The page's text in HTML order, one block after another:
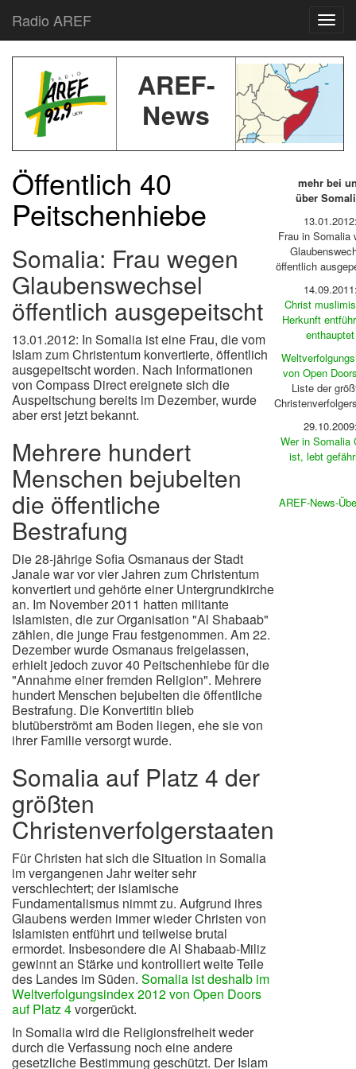
Radio AREF
AREF-
News
Öffentlich 40
Peitschenhiebe
Somalia: Frau wegen
Glaubenswechsel
öffentlich ausgepeitscht
13.01.2012: In Somalia ist eine Frau, die vom
Islam zum Christentum konvertierte, öffentlich
ausgepeitscht worden. Nach Informationen
von Compass Direct ereignete sich die
Auspeitschung bereits im Dezember, wurde
aber erst jetzt bekannt.
Mehrere hundert
Menschen bejubelten
die öffentliche
Bestrafung
Die 28-jährige Sofia Osmanaus der Stadt
Janale war vor vier Jahren zum Christentum
konvertiert und gehörte einer Untergrundkirche
an. Im November 2011 hatten militante
Islamisten, die zur Organisation "Al Shabaab"
zählen, die junge Frau festgenommen. Am 22.
Dezember wurde Osmanaus freigelassen,
erhielt jedoch zuvor 40 Peitschenhiebe für die
"Annahme einer fremden Religion". Mehrere
hundert Menschen bejubelten die öffentliche
Bestrafung. Die Konvertitin blieb
blutüberströmt am Boden liegen, ehe sie von
ihrer Familie versorgt wurde.
Somalia auf Platz 4 der
größten
Christenverfolgerstaaten
Für Christen hat sich die Situation in Somalia
im vergangenen Jahr weiter sehr
verschlechtert; der islamische
Fundamentalismus nimmt zu. Aufgrund ihres
Glaubens werden immer wieder Christen von
Islamisten entführt und teilweise brutal
ermordet. Insbesondere die Al Shabaab-Miliz
gewinnt an Stärke und kontrolliert weite Teile
des Landes im Süden. Somalia ist deshalb im
Weltverfolgungsindex 2012 von Open Doors
auf Platz 4vorgerückt.
In Somalia wird die Religionsfreiheit weder
durch die Verfassung noch eine andere
gesetzliche Bestimmung geschützt. Der Islam
mehr bei
über
Frau in Somalia
öffentlich
Christ
Herkunft
enthauptet
von Open
Liste der
Wer in Somalia
ist, lebt
AREF-News-